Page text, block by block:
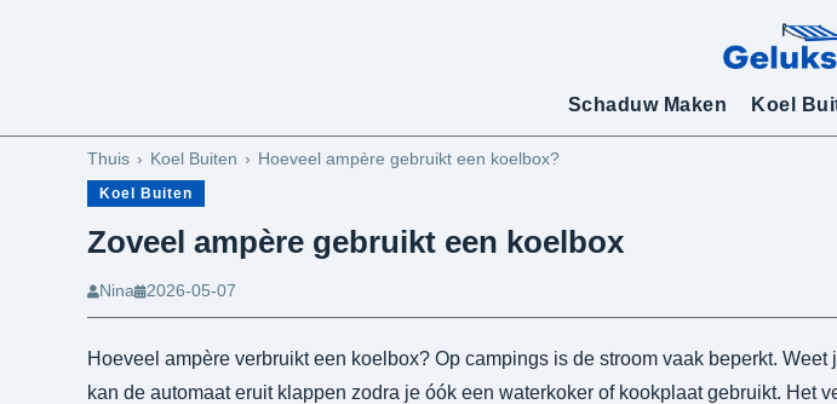
Schaduw Maken Koel
Thuis Koel Buiten Hoeveel ampère gebruikt een koelbox?
Koel Buiten
Zoveel ampère gebruikt een koelbox
Nina 2026-05-07
Hoeveel ampère verbruikt een koelbox? Op campings is de stroom vaak beperkt. Weet
kan de automaat eruit klappen zodra je óók een waterkoker of kookplaat gebruikt. Het